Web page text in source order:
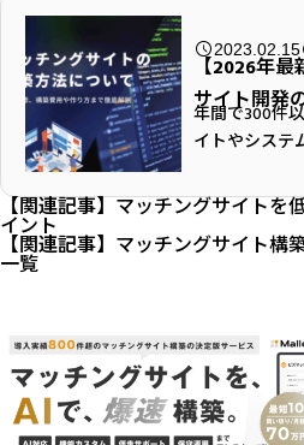
2023.02.15
【2026年
サイト開発
説！構築方
年間で300件
イトやシステ
す。 「初心者だけどマッチングサ
の？」「シス
【関連記事】 マッチングサイトを
イント
【関連記事】 マッチングサイト構
一覧